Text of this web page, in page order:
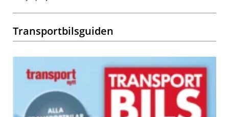
Transportbilsguiden